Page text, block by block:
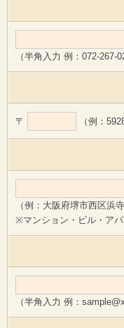
（半角入力 例：072-267-
〒 （例：
（例：大阪府堺市西区浜
※マンション・ビル・アパ
（半角入力 例：